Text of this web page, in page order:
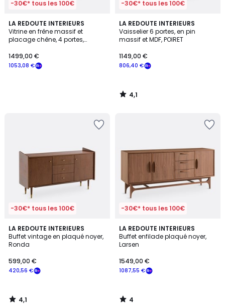
-30€* tous les 100€
LA REDOUTE INTERIEURS
Vitrine en frêne massif et
placage chêne, 4 portes,
€
souscrivez
place
1053,08
1053,08 €
1499,00 €
-30€* tous les 100€
LA REDOUTE INTERIEURS
Vaisselier 6 portes, en pin
massif et MDF, POIRET
806,40 €
1149,00 €
4,1
/ 5
4,1
/
-30€* tous les 100€
LA REDOUTE INTERIEURS
Buffet vintage en plaqué noyer,
Ronda
420,56 €
599,00 €
4,1
/ 5
4,1
/
-30€* tous les 100€
LA REDOUTE INTERIEURS
Buffet enfilade plaqué noyer,
Larsen
1087,55 €
1549,00 €
4
/
5
4
/